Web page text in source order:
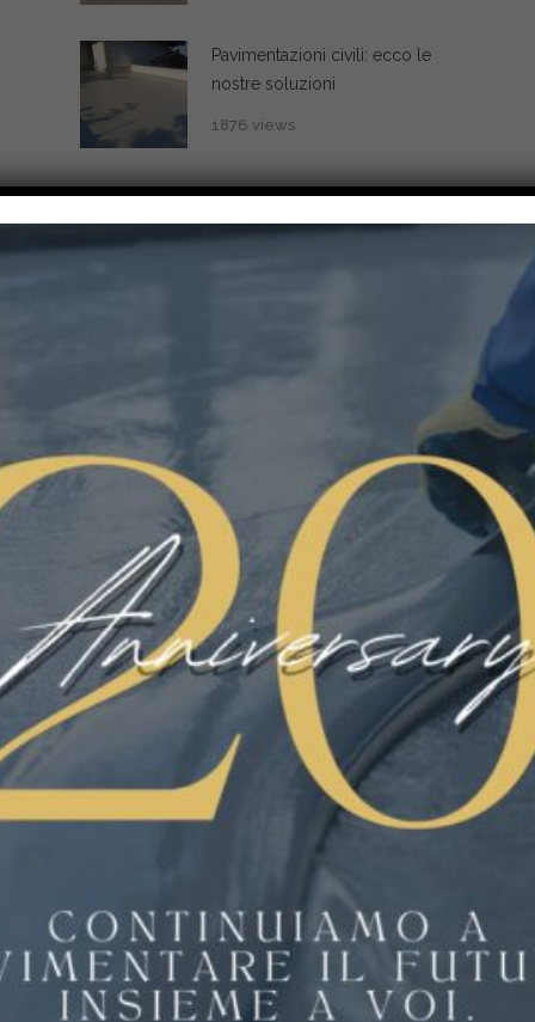
Pavimentazioni civili: ecco le
nostre soluzioni
1876 views
CERTIFICATO HACCP FLOORING
LINATE AEREOPORTO MICROCEMENTI
NEWS PARCHEGGI E RAMPE
PAVIMART PAVIMENTAZIONE
PAVIMENTAZIONE INDUSTRIALE
PAVIMENTAZIONI CIVILI
PAVIMENTI ANTISCIVOLO
PAVIMENTI IN RESINA
PAVIMENTI IN RESINA